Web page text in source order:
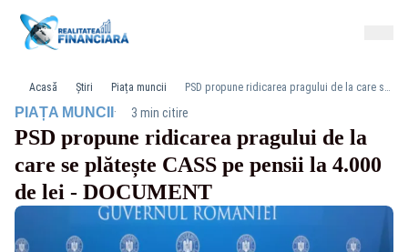
Acasă Știri Piața muncii PSD propune ridicarea pragului de la care se plătește CASS pe pensii la 4.000 de lei - DOCUMENT
PIAȚA MUNCII · 3 min citire
PSD propune ridicarea pragului de la
care se plătește CASS pe pensii la 4.000
de lei - DOCUMENT